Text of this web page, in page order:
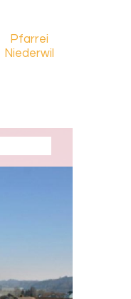
Pfarrei
Niederwil